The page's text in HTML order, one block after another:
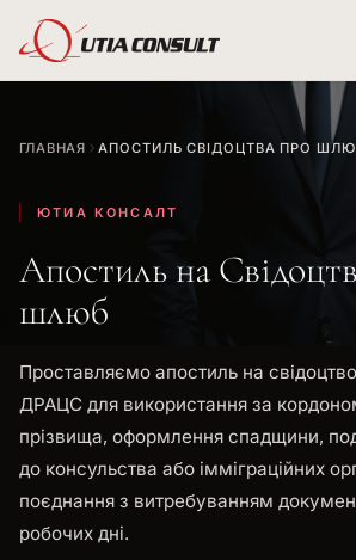
ГЛАВНАЯ АПОСТИЛЬ СВІДОЦТВА ПРО
ЮТИА КОНСАЛТ
Апостиль на
шлюб
Проставляємо апостиль на
ДРАЦС для використання за
прізвища, оформлення спадщини,
до консульства або імміграційних
поєднання з витребуванням
робочих дні.